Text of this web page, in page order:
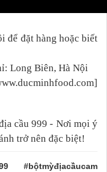
để đặt hàng hoặc biết
Long Biên, Hà Nội
cầu 999 - Nơi mọi ý
trở nên đặc biệt!
#bộtmỳđịacầucam